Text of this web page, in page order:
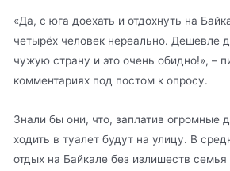
«Да, с юга доехать и отдохнуть на
четырёх человек нереально. Дешевле
чужую страну и это очень обидно!», –
комментариях под постом к опросу.
Знали бы они, что, заплатив огромные
ходить в туалет будут на улицу. В
отдых на Байкале без излишеств семья